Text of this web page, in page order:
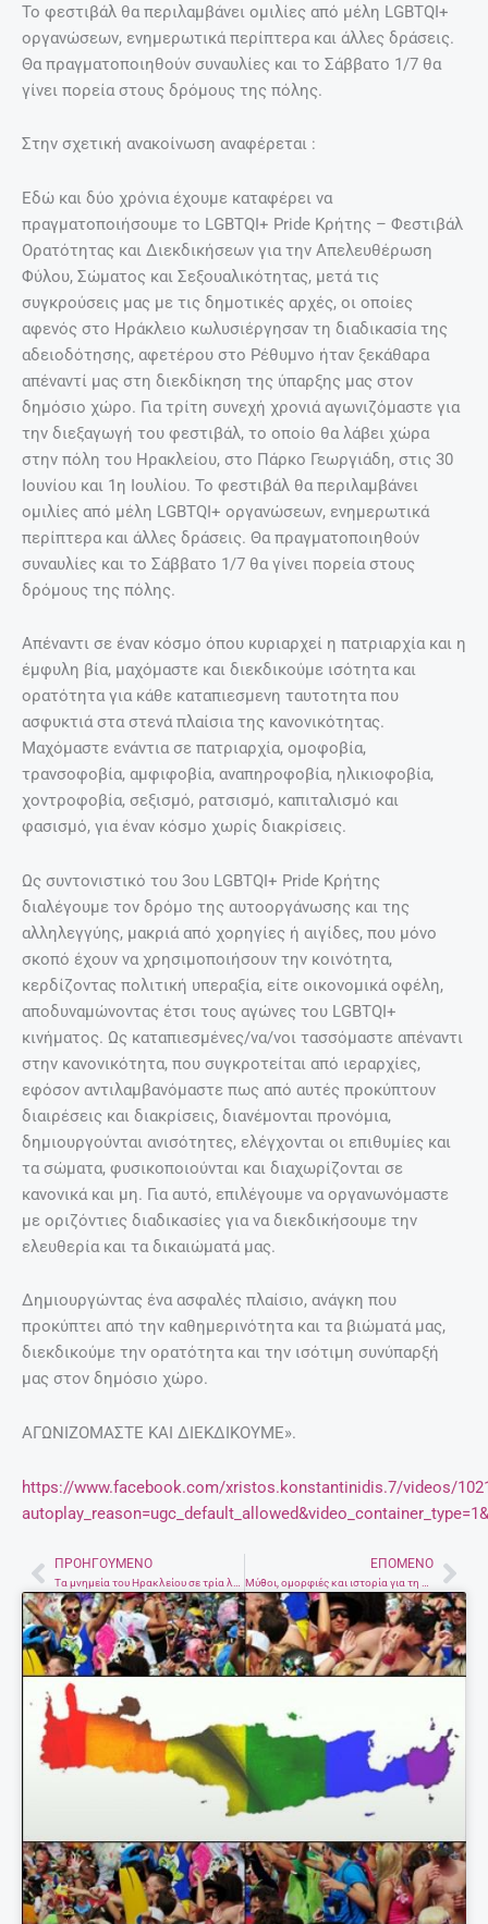
Το φεστιβάλ θα περιλαμβάνει ομιλίες από μέλη LGBTQI+
οργανώσεων, ενημερωτικά περίπτερα και άλλες δράσεις.
Θα πραγματοποιηθούν συναυλίες και το Σάββατο 1/7 θα
γίνει πορεία στους δρόμους της πόλης.
Στην σχετική ανακοίνωση αναφέρεται :
Εδώ και δύο χρόνια έχουμε καταφέρει να
πραγματοποιήσουμε το LGBTQI+ Pride Κρήτης – Φεστιβάλ
Ορατότητας και Διεκδικήσεων για την Απελευθέρωση
Φύλου, Σώματος και Σεξουαλικότητας, μετά τις
συγκρούσεις μας με τις δημοτικές αρχές, οι οποίες
αφενός στο Ηράκλειο κωλυσιέργησαν τη διαδικασία της
αδειοδότησης, αφετέρου στο Ρέθυμνο ήταν ξεκάθαρα
απέναντί μας στη διεκδίκηση της ύπαρξης μας στον
δημόσιο χώρο. Για τρίτη συνεχή χρονιά αγωνιζόμαστε για
την διεξαγωγή του φεστιβάλ, το οποίο θα λάβει χώρα
στην πόλη του Ηρακλείου, στο Πάρκο Γεωργιάδη, στις 30
Ιουνίου και 1η Ιουλίου. Το φεστιβάλ θα περιλαμβάνει
ομιλίες από μέλη LGBTQI+ οργανώσεων, ενημερωτικά
περίπτερα και άλλες δράσεις. Θα πραγματοποιηθούν
συναυλίες και το Σάββατο 1/7 θα γίνει πορεία στους
δρόμους της πόλης.
Απέναντι σε έναν κόσμο όπου κυριαρχεί η πατριαρχία και η
έμφυλη βία, μαχόμαστε και διεκδικούμε ισότητα και
ορατότητα για κάθε καταπιεσμενη ταυτοτητα που
ασφυκτιά στα στενά πλαίσια της κανονικότητας.
Μαχόμαστε ενάντια σε πατριαρχία, ομοφοβία,
τρανσοφοβία, αμφιφοβία, αναπηροφοβία, ηλικιοφοβία,
χοντροφοβία, σεξισμό, ρατσισμό, καπιταλισμό και
φασισμό, για έναν κόσμο χωρίς διακρίσεις.
Ως συντονιστικό του 3ου LGBTQI+ Pride Κρήτης
διαλέγουμε τον δρόμο της αυτοοργάνωσης και της
αλληλεγγύης, μακριά από χορηγίες ή αιγίδες, που μόνο
σκοπό έχουν να χρησιμοποιήσουν την κοινότητα,
κερδίζοντας πολιτική υπεραξία, είτε οικονομικά οφέλη,
αποδυναμώνοντας έτσι τους αγώνες του LGBTQI+
κινήματος. Ως καταπιεσμένες/να/νοι τασσόμαστε απέναντι
στην κανονικότητα, που συγκροτείται από ιεραρχίες,
εφόσον αντιλαμβανόμαστε πως από αυτές προκύπτουν
διαιρέσεις και διακρίσεις, διανέμονται προνόμια,
δημιουργούνται ανισότητες, ελέγχονται οι επιθυμίες και
τα σώματα, φυσικοποιούνται και διαχωρίζονται σε
κανονικά και μη. Για αυτό, επιλέγουμε να οργανωνόμαστε
με οριζόντιες διαδικασίες για να διεκδικήσουμε την
ελευθερία και τα δικαιώματά μας.
Δημιουργώντας ένα ασφαλές πλαίσιο, ανάγκη που
προκύπτει από την καθημερινότητα και τα βιώματά μας,
διεκδικούμε την ορατότητα και την ισότιμη συνύπαρξή
μας στον δημόσιο χώρο.
ΑΓΩΝΙΖΟΜΑΣΤΕ ΚΑΙ ΔΙΕΚΔΙΚΟΥΜΕ».
https://www.facebook.com/xristos.konstantinidis.7/videos/
PrevΠΡΟΗΓΟΎΜΕΝΟ ΕΠΌΜΕΝΟ